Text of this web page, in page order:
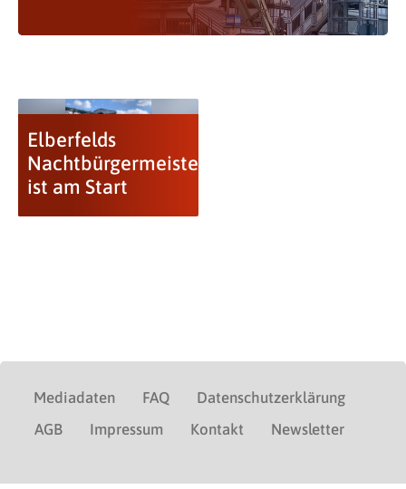
Elberfelds
Nachtbürgermeister
ist am Start
Mediadaten FAQ
Datenschutzerklärung
AGB
Impressum Kontakt Newsletter